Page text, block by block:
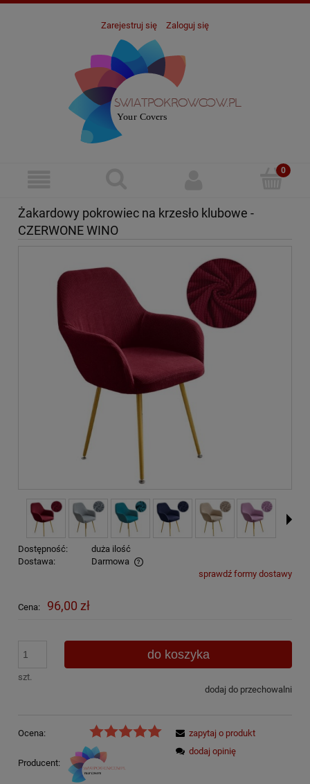
Zarejestruj się Zaloguj się
Żakardowy pokrowiec na krzesło klubowe -
CZERWONE WINO
Dostępność:
duża ilość
Dostawa:
Darmowa
Cena nie zawiera ewentualnych kosztów płatnościsprawdź formy dostawy
Cena: 96,00 zł
szt.
do koszyka
dodaj do przechowalni
Ocena:
Producent:
zapytaj o produkt
dodaj opinię